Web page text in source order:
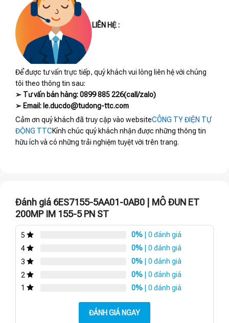
LIÊN HỆ :
Để được tư vấn trực tiếp, quý khách vui lòng liên hệ với chúng
tôi theo thông tin sau:
➢ Tư vấn bán hàng: 0899 885 226(call/zalo)
➢ Email: le.ducdo@tudong-ttc.com
Cảm ơn quý khách đã truy cập vào websiteCÔNG TY ĐIỆN TỰ
ĐỘNG TTCKính chúc quý khách nhận được những thông tin
hữu ích và có những trải nghiệm tuyệt vời trên trang.
Đánh giá 6ES7155-5AA01-0AB0 | MÔ ĐUN ET
200MP IM 155-5 PN ST
5 0% | 0 đánh giá
4
0% | 0 đánh giá
3
0% | 0 đánh giá
2
0% | 0 đánh giá
1
0% | 0 đánh giá
ĐÁNH GIÁ NGAY